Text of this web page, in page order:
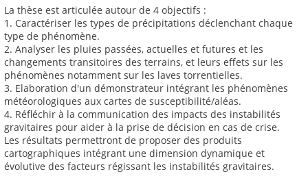
La thèse est articulée autour de 4 objectifs :
1. Caractériser les types de précipitations déclenchant chaque
type de phénomène.
2. Analyser les pluies passées, actuelles et futures et les
changements transitoires des terrains, et leurs effets sur les
phénomènes notamment sur les laves torrentielles.
3. Elaboration d'un démonstrateur intégrant les phénomènes
météorologiques aux cartes de susceptibilité/aléas.
4. Réfléchir à la communication des impacts des instabilités
gravitaires pour aider à la prise de décision en cas de crise.
Les résultats permettront de proposer des produits
cartographiques intégrant une dimension dynamique et
évolutive des facteurs régissant les instabilités gravitaires.